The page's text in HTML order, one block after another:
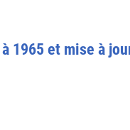
1965 et mise à